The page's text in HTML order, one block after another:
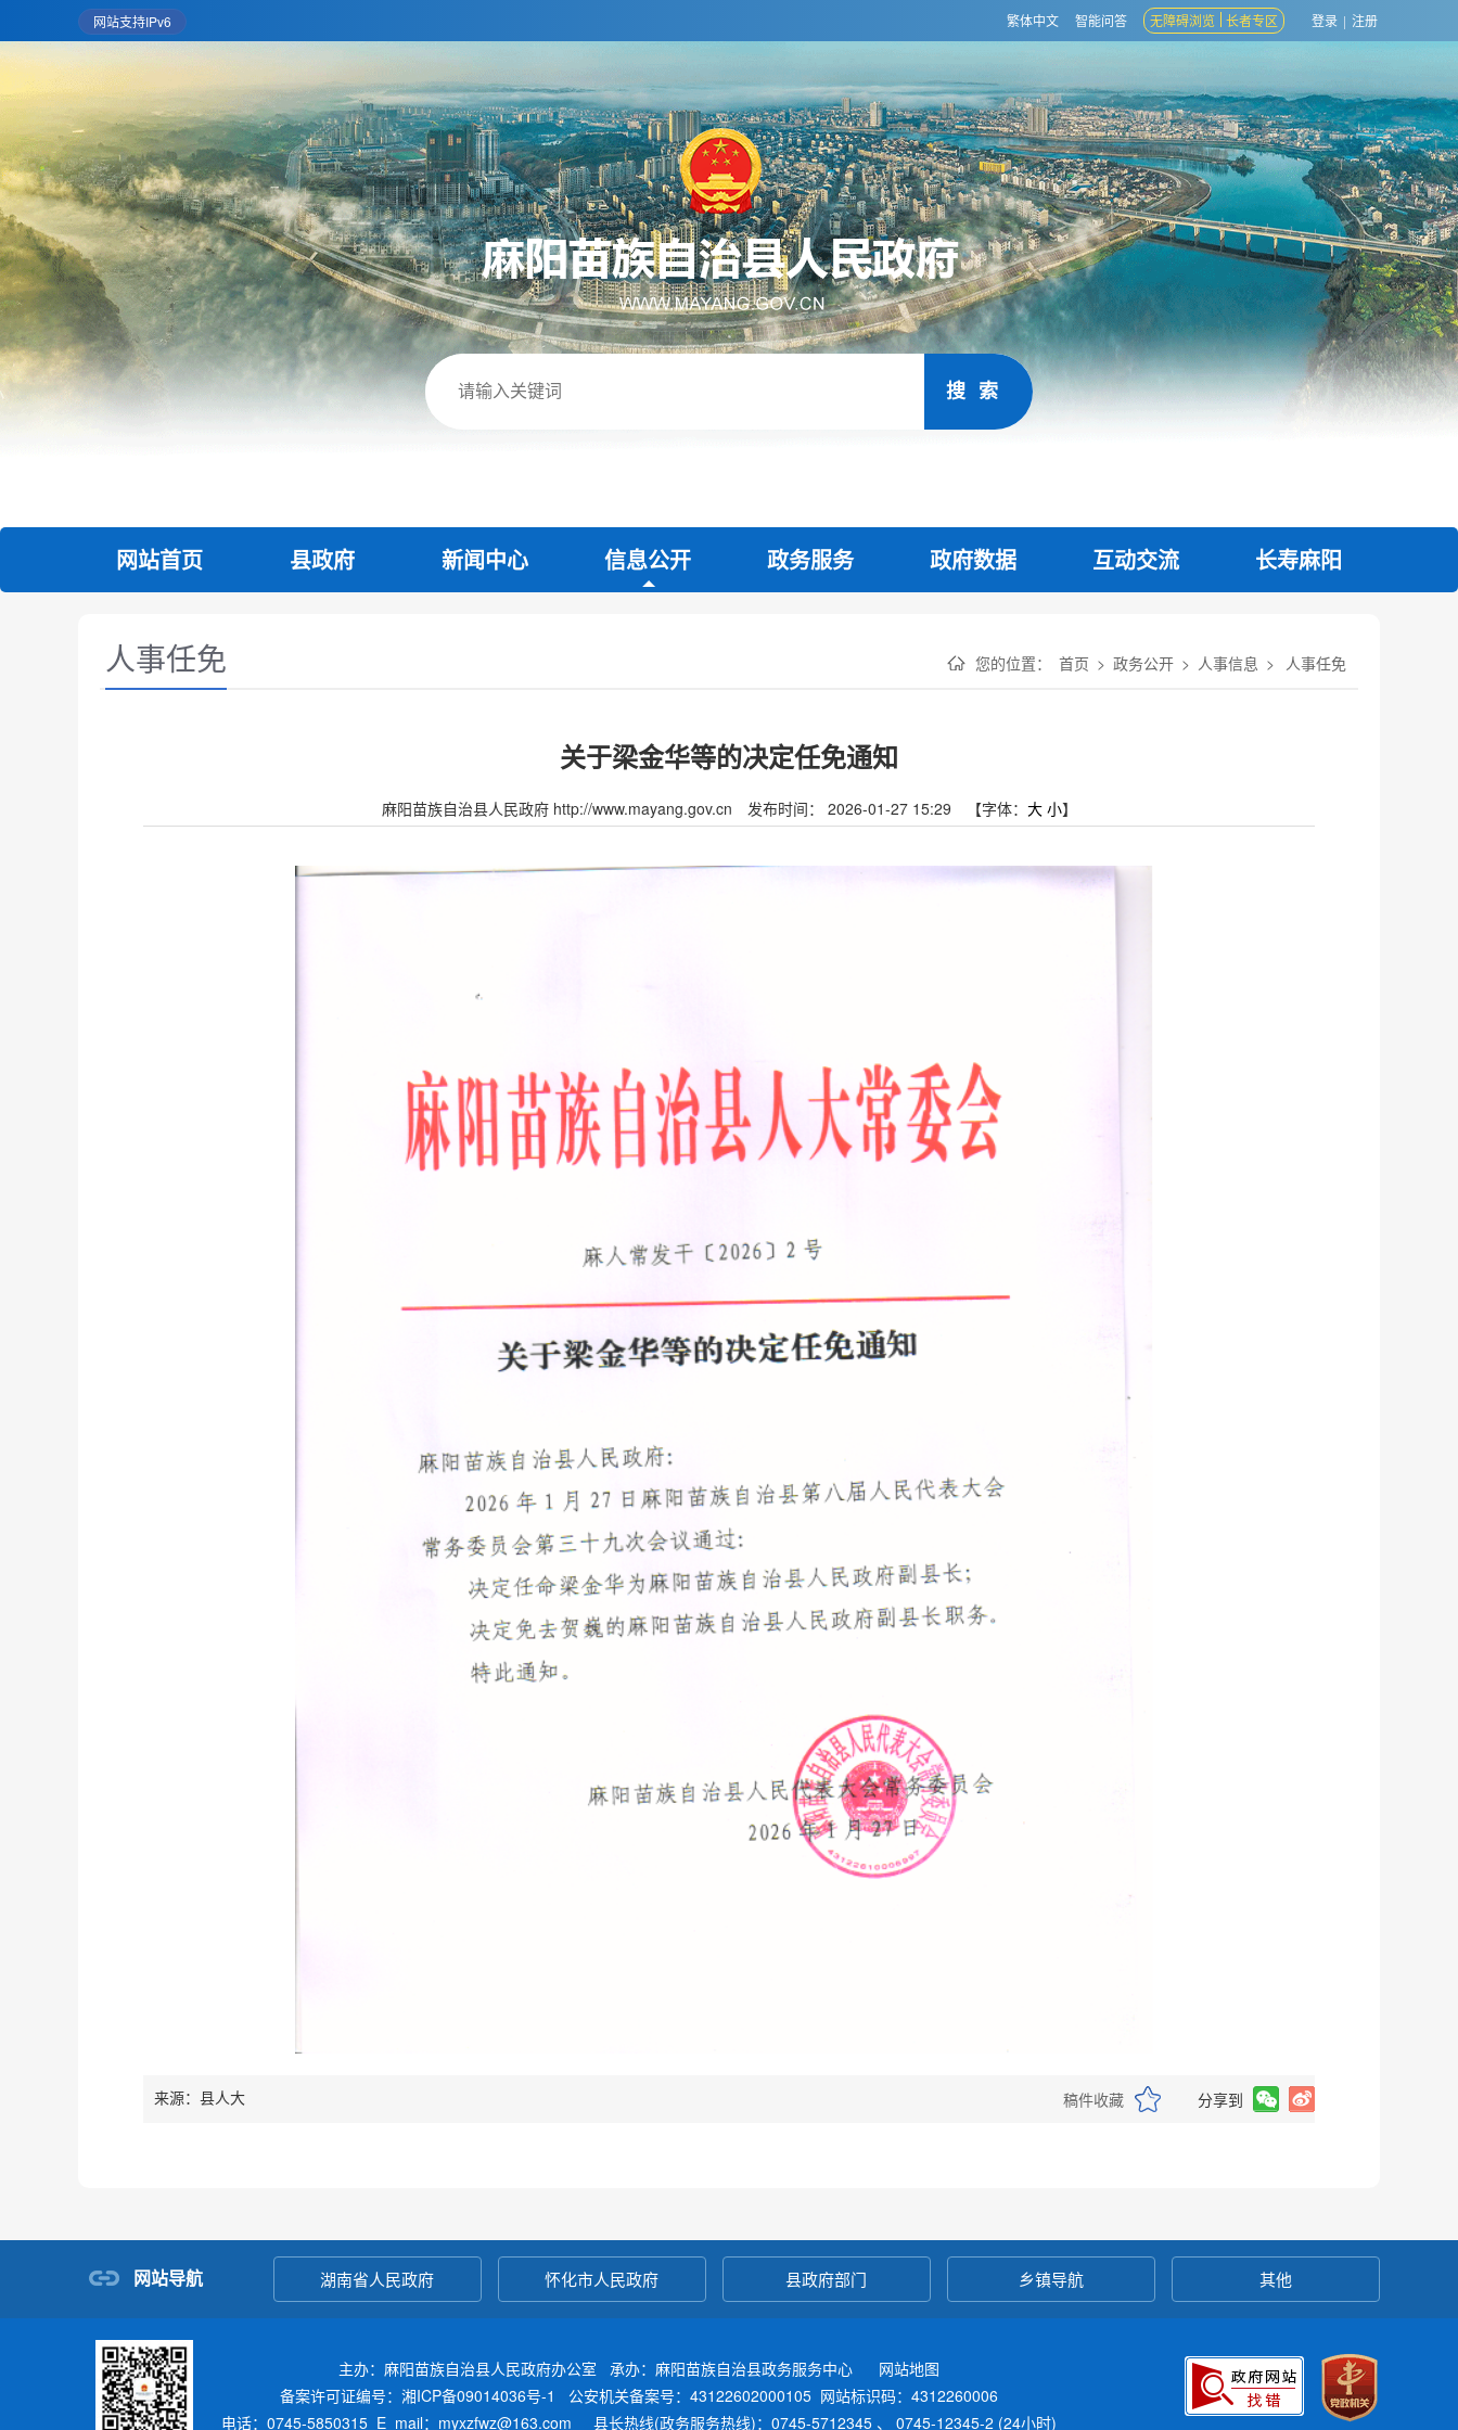
繁体中文 智能问答 无障碍浏览 长者专区 登录 | 注册
网站支持IPv6
网站首页 县政府 新闻中心 信息公开 政务服务 政府数据 互动交流 长寿麻阳
您的位置： 首页 > 政务公开 > 人事信息 > 人事任免
人事任免
关于梁金华等的决定任免通知
麻阳苗族自治县人民政府 http://www.mayang.gov.cn 发布时间： 2026-01-27 15:29 【字体： 大 小】
稿件收藏 分享到
来源：县人大
网站导航 湖南省人民政府 怀化市人民政府 县政府部门 乡镇导航 其他
主办：麻阳苗族自治县人民政府办公室 承办：麻阳苗族自治县政务服务中心
网站地图
备案许可证编号：湘ICP备09014036号-1
公安机关备案号：43122602000105 网站标识码：4312260006
电话：0745-5850315 E_mail：myxzfwz@163.com 县长热线(政务服务热线)：0745-5712345 、 0745-12345-2 (24小时)